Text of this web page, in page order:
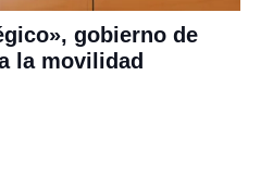
gobierno de
la movilidad